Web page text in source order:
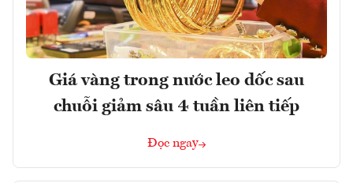
Giá vàng trong nước leo dốc sau
chuỗi giảm sâu 4 tuần liên tiếp
Đọc ngay